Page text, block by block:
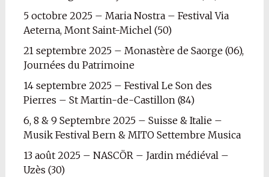
5 octobre 2025 – Maria Nostra – Festival Via
Aeterna, Mont Saint-Michel (50)
21 septembre 2025 – Monastère de Saorge (06),
Journées du Patrimoine
14 septembre 2025 – Festival Le Son des
Pierres – St Martin-de-Castillon (84)
6, 8 & 9 Septembre 2025 – Suisse & Italie –
Musik Festival Bern & MITO Settembre Musica
13 août 2025 – NASCÖR – Jardin médiéval –
Uzès (30)